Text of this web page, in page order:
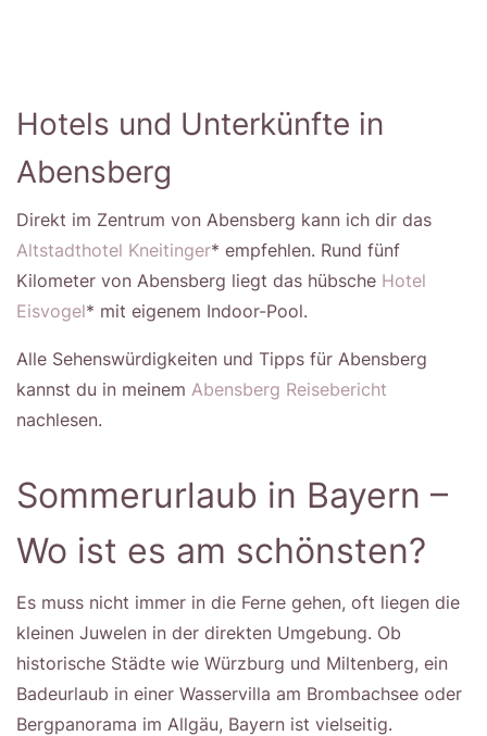
Hotels und Unterkünfte in
Abensberg
Direkt im Zentrum von Abensberg kann ich dir das
Altstadthotel Kneitinger* empfehlen. Rund fünf
Kilometer von Abensberg liegt das hübsche Hotel
Eisvogel* mit eigenem Indoor-Pool.
Alle Sehenswürdigkeiten und Tipps für Abensberg
kannst du in meinem Abensberg Reisebericht
nachlesen.
Sommerurlaub in Bayern –
Wo ist es am schönsten?
Es muss nicht immer in die Ferne gehen, oft liegen die
kleinen Juwelen in der direkten Umgebung. Ob
historische Städte wie Würzburg und Miltenberg, ein
Badeurlaub in einer Wasservilla am Brombachsee oder
Bergpanorama im Allgäu, Bayern ist vielseitig.